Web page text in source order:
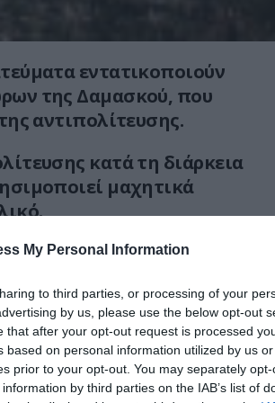
My Personal Information
to third parties, or processing of your
by us, please use the below opt-out
that after your opt-out request is processed
based on personal information utilized by us
prior to your opt-out. You may separately
by third parties on the IAB’s list of
εντατικοποιούν
της Δαμασκού, που
αντιπολίτευσης.
κατά τη διάρκεια
μαχητικά
συνεχίζουν
και να συγκροτήσουν
κινήματός τους.